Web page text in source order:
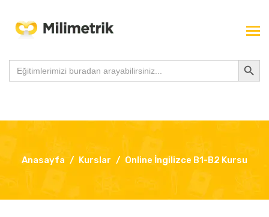
Search
for:
Search Button
Anasayfa Kurslar Online İngilizce B1-B2 Kursu